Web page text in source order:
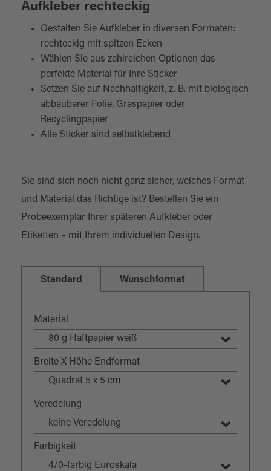
Aufkleber rechteckig
Gestalten Sie Aufkleber in diversen Formaten:
rechteckig mit spitzen Ecken
Wählen Sie aus zahlreichen Optionen das
perfekte Material für Ihre Sticker
Setzen Sie auf Nachhaltigkeit, z. B. mit biologisch
abbaubarer Folie, Graspapier oder
Recyclingpapier
Alle Sticker sind selbstklebend
Sie sind sich noch nicht ganz sicher, welches Format
und Material das Richtige ist? Bestellen Sie ein
Probeexemplar Ihrer späteren Aufkleber oder
Etiketten – mit Ihrem individuellen Design.
Standard Wunschformat
Material
80 g Haftpapier weiß
Breite X Höhe Endformat
Quadrat 5 x 5 cm
Veredelung
keine Veredelung
Farbigkeit
4/0-farbig Euroskala